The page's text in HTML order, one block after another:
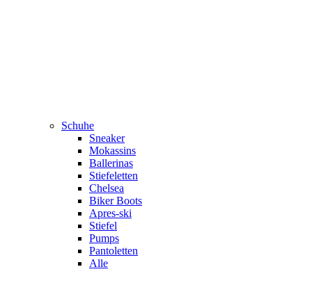
Schuhe
Sneaker
Mokassins
Ballerinas
Stiefeletten
Chelsea
Biker Boots
Apres-ski
Stiefel
Pumps
Pantoletten
Alle